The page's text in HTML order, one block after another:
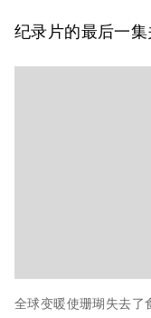
纪录片的最后一集
全球变暖使珊瑚失去了